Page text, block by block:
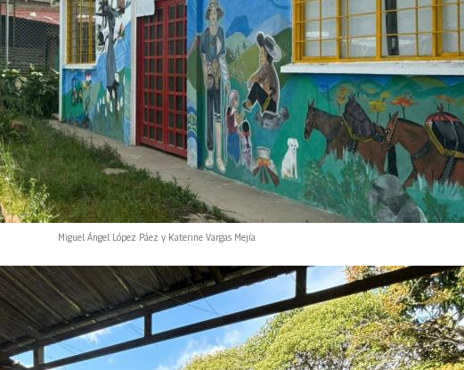
Miguel Ángel López Páez y Katerine Vargas Mejía